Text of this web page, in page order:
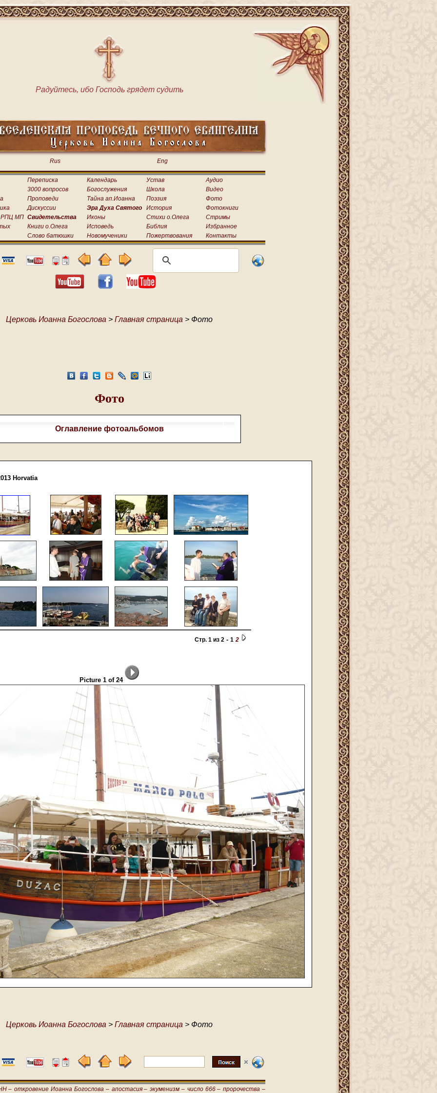
Радуйтесь, ибо Господь грядет судить
Rus Eng
Переписка Календарь Устав
Аудио
3000 вопросов
Богослужения Школа
Видео
Проповеди Тайна ап.Иоанна Поэзия
Фото
Дискуссии Эра Духа Святого История
Фотокниги
РПЦ МП Свидетельства Иконы Стихи о.Олега
Стримы
Книги о.Олега Исповедь Библия
Избранное
Слово батюшки
Новомученики Пожертвования Контакты
Церковь Иоанна Богослова > Главная страница > Фото
Фото
Оглавление фотоальбомов
Horvatia
Стр. 1 из 2 - 1 2
Picture 1 of 24
Церковь Иоанна Богослова > Главная страница > Фото
– откровение Иоанна Богослова – апостасия – экуменизм – число 666 – пророчества –